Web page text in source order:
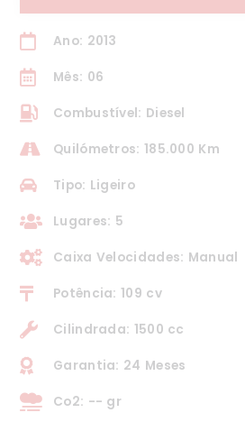
Ano: 2013
Mês: 06
Combustível: Diesel
Quilómetros: 185.000 Km
Tipo: Ligeiro
Lugares: 5
Caixa Velocidades: Manual
Potência: 109 cv
Cilindrada: 1500 cc
Garantia: 24 Meses
Co2: -- gr